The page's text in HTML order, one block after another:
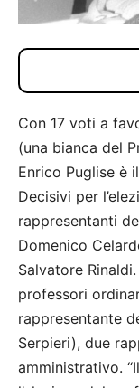
Con 17 voti a
(una bianca del
Enrico Puglise è
Decisivi per
rappresentanti
Domenico
Salvatore
professori
rappresentante
Serpieri), due
amministrativo.